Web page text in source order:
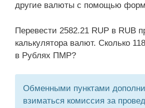
другие валюты с помощью
Перевести 2582.21 RUP в RUB
калькулятора валют. Сколько
в Рублях ПМР?
Обменными пунктами
взиматься комиссия за